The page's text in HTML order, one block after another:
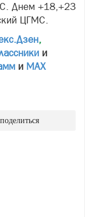
Днем +18,+23
ЦГМС.
,
и
и МАХ
поделиться